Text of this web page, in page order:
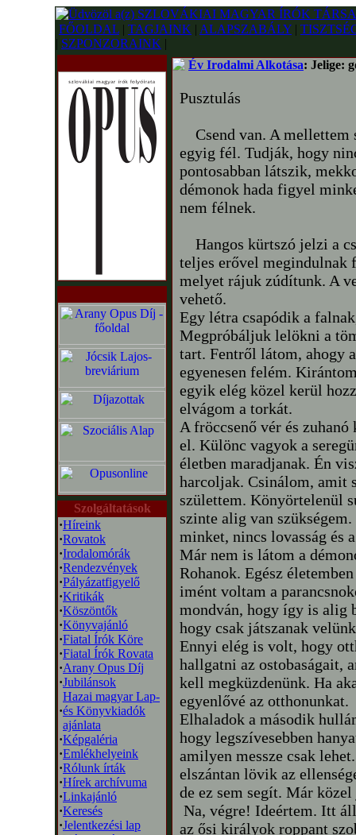
FŐOLDAL | TAGJAINK | ALAPSZABÁLY |
| SZPONZORAINK |
Szolgáltatások
·Híreink
·Rovatok
·Irodalomórák
·Rendezvények
·Pályázatfigyelő
·Kritikák
·Köszöntők
·Könyvajánló
·Fiatal Írók Köre
·Fiatal Írók Rovata
·Arany Opus Díj
·Jubilánsok
·
Hazai magyar Lap-
és Könyvkiadók
ajánlata
·Képgaléria
·Emlékhelyeink
·Rólunk írták
·Hírek archívuma
·Linkajánló
·Keresés
·Jelentkezési lap
Év Irodalmi Alkotása: Jelige:
Pusztulás
Csend van. A mellettem
egyig fél. Tudják, hogy
pontosabban látszik,
démonok hada figyel
nem félnek.
Hangos kürtszó jelzi a
teljes erővel megindulnak
melyet rájuk zúdítunk. A
vehető.
Egy létra csapódik a
Megpróbáljuk lelökni a
tart. Fentről látom, ahogy
egyenesen felém.
egyik elég közel kerül
elvágom a torkát.
A fröccsenő vér és
el. Különc vagyok a
életben maradjanak. Én
harcoljak. Csinálom, amit
születtem. Könyörtelenül
szinte alig van
minket, nincs lovasság és
Már nem is látom a
Rohanok. Egész
imént voltam a
mondván, hogy így is alig
hogy csak játszanak
Ennyi elég is volt, hogy
hallgatni az ostobaságait,
kell megküzdenünk. Ha
egyenlővé az otthonunkat.
Elhaladok a második
hogy legszívesebben
amilyen messze csak
elszántan lövik az
de ez sem segít. Már
Na, végre! Ideértem. Itt
az ősi királyok roppant